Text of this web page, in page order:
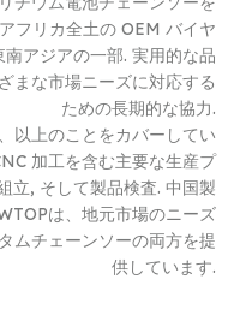
フリカ全土の OEM バイヤ
アジアの一部. 実用的な品
まな市場ニーズに対応する
ための長期的な協力.
以上のことをカバーしてい
加工を含む主要な生産プ
立, そして製品検査. 中国製
は、地元市場のニーズ
ムチェーンソーの両方を提
供しています.